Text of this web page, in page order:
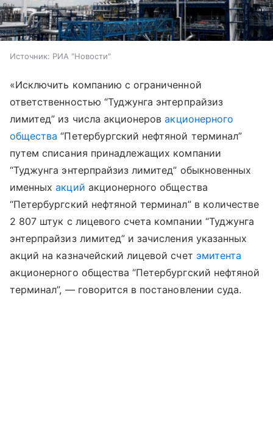
Источник: РИА "Новости"
«Исключить компанию с ограниченной
ответственностью “Туджунга энтерпрайзиз
лимитед” из числа акционеровакционерного
общества “Петербургский нефтяной терминал”
путем списания принадлежащих компании
“Туджунга энтерпрайзиз лимитед” обыкновенных
именныхакций акционерного общества
“Петербургский нефтяной терминал” в количестве
2 807 штук с лицевого счета компании “Туджунга
энтерпрайзиз лимитед” и зачисления указанных
акций на казначейский лицевой счет эмитента
акционерного общества “Петербургский нефтяной
терминал”, — говорится в постановлении суда.